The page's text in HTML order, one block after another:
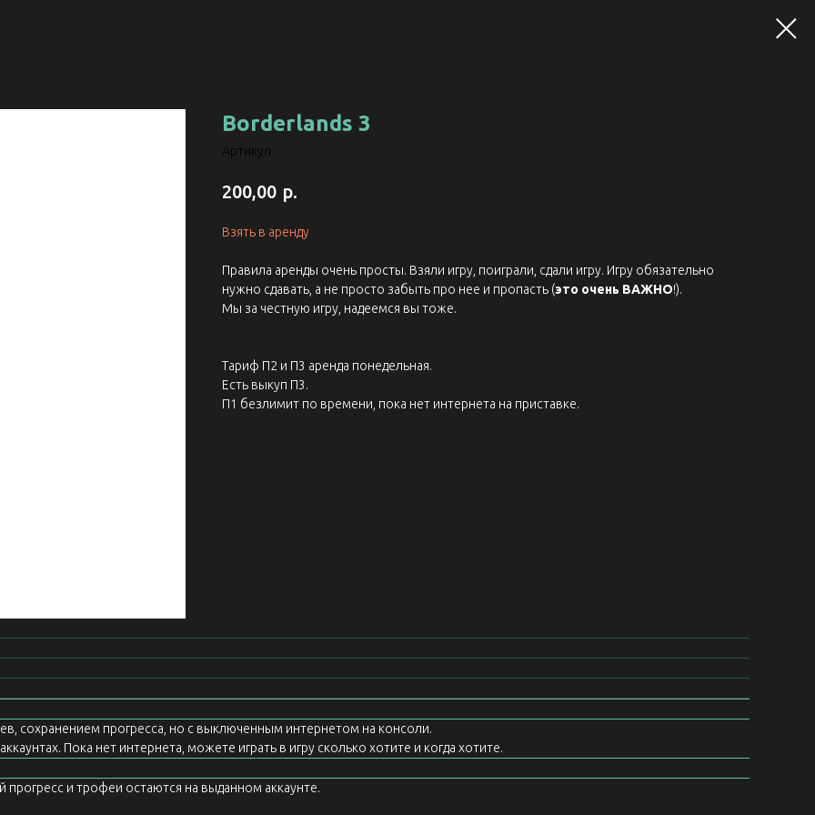
Borderlands 3
Артикул:
200,00 р.
Взять в аренду
Правила аренды очень просты. Взяли игру, поиграли, сдали игру. Игру обязательно
нужно сдавать, а не просто забыть про нее и пропасть (это очень ВАЖНО!).
Мы за честную игру, надеемся вы тоже.
Тариф П2 и П3 аренда понедельная.
Есть выкуп П3.
П1 безлимит по времени, пока нет интернета на приставке.
сохранением прогресса, но с выключенным интернетом на консоли.
Пока нет интернета, можете играть в игру сколько хотите и когда хотите.
прогресс и трофеи остаются на выданном аккаунте.